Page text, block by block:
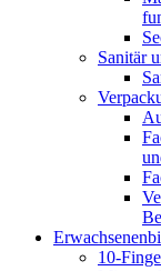
Sanitär
10-